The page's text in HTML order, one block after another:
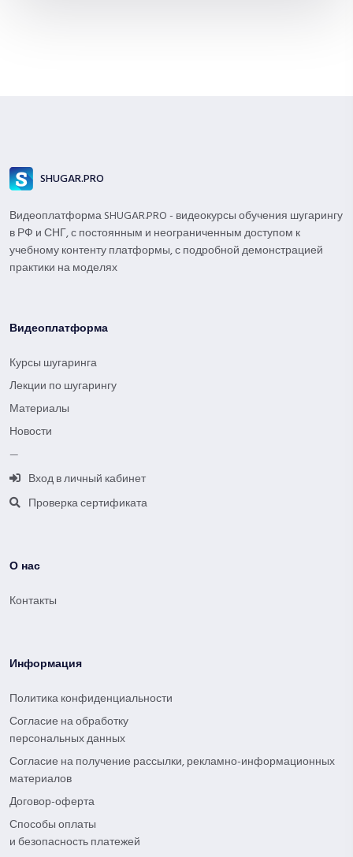
SHUGAR.PRO
Видеоплатформа SHUGAR.PRO - видеокурсы обучения шугарингу
в РФ и СНГ, с постоянным и неограниченным доступом к
учебному контенту платформы, с подробной демонстрацией
практики на моделях
Видеоплатформа
Курсы шугаринга
Лекции по шугарингу
Материалы
Новости
—
Вход в личный кабинет
Проверка сертификата
О нас
Контакты
Информация
Политика конфиденциальности
Согласие на обработку
персональных данных
Согласие на получение рассылки, рекламно-информационных
материалов
Договор-оферта
Способы оплаты
и безопасность платежей